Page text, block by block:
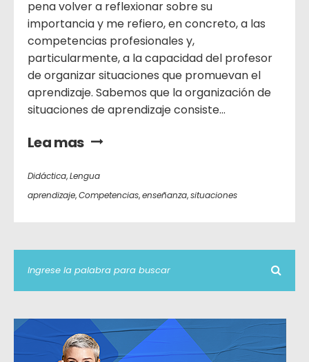
pena volver a reflexionar sobre su
importancia y me refiero, en concreto, a las
competencias profesionales y,
particularmente, a la capacidad del profesor
de organizar situaciones que promuevan el
aprendizaje. Sabemos que la organización de
situaciones de aprendizaje consiste...
Lea mas
Didáctica,Lengua
aprendizaje,Competencias,enseñanza,situaciones